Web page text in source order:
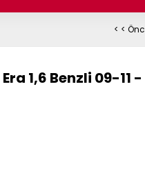
< <
1,6 Benzli 09-11